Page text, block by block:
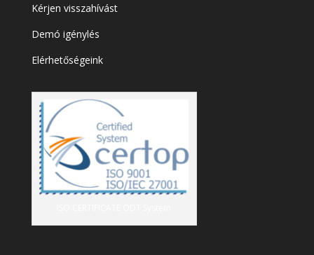
Kérjen visszahívást
Demó igénylés
Elérhetőségeink